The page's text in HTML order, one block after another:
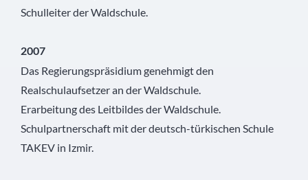
Schulleiter der Waldschule.
2007
Das Regierungspräsidium genehmigt den
Realschulaufsetzer an der Waldschule.
Erarbeitung des Leitbildes der Waldschule.
Schulpartnerschaft mit der deutsch-türkischen Schule
TAKEV in Izmir.